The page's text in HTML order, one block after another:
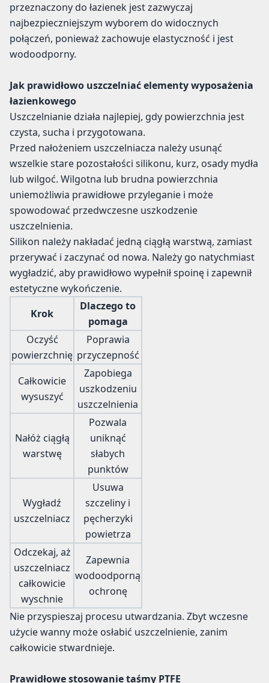
przeznaczony do łazienek jest zazwyczaj
najbezpieczniejszym wyborem do widocznych
połączeń, ponieważ zachowuje elastyczność i jest
wodoodporny.
Jak prawidłowo uszczelniać elementy wyposażenia
łazienkowego
Uszczelnianie działa najlepiej, gdy powierzchnia jest
czysta, sucha i przygotowana.
Przed nałożeniem uszczelniacza należy usunąć
wszelkie stare pozostałości silikonu, kurz, osady mydła
lub wilgoć. Wilgotna lub brudna powierzchnia
uniemożliwia prawidłowe przyleganie i może
spowodować przedwczesne uszkodzenie
uszczelnienia.
Silikon należy nakładać jedną ciągłą warstwą, zamiast
przerywać i zaczynać od nowa. Należy go natychmiast
wygładzić, aby prawidłowo wypełnił spoinę i zapewnił
estetyczne wykończenie.
Krok
Dlaczego to
pomaga
Oczyść
powierzchnię
Poprawia
przyczepność
Całkowicie
wysuszyć
Zapobiega
uszkodzeniu
uszczelnienia
Nałóż ciągłą
warstwę
Pozwala
uniknąć
słabych
punktów
Wygładź
uszczelniacz
Usuwa
szczeliny i
pęcherzyki
powietrza
Odczekaj, aż
uszczelniacz
całkowicie
wyschnie
Zapewnia
wodoodporną
ochronę
Nie przyspieszaj procesu utwardzania. Zbyt wczesne
użycie wanny może osłabić uszczelnienie, zanim
całkowicie stwardnieje.
Prawidłowe stosowanie taśmy PTFE